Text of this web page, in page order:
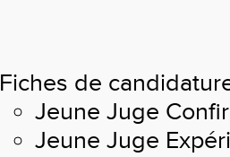
Fiches de
Jeune Juge
Jeune Juge